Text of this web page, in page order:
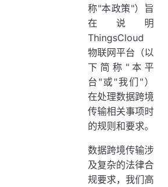
4.3 您的区域选择
五、您的权利与义务
5.1 您的权利
5.2 您的义务
6.1 法律法规依据
6.4 其他合规路径
6.5 重要数据出境
称"本政策"）旨
在说明
ThingsCloud
物联网平台（以
下简称"本平
台"或"我们"）
在处理数据跨境
传输相关事项时
的规则和要求。
数据跨境传输涉
及复杂的法律合
规要求，我们高